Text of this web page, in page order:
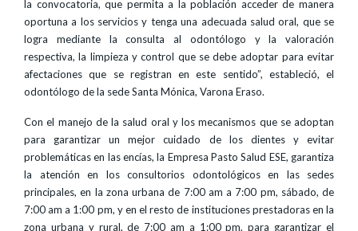
la convocatoria, que permita a la población acceder de manera
oportuna a los servicios y tenga una adecuada salud oral, que se
logra mediante la consulta al odontólogo y la valoración
respectiva, la limpieza y control que se debe adoptar para evitar
afectaciones que se registran en este sentido”, estableció, el
odontólogo de la sede Santa Mónica, Varona Eraso.
Con el manejo de la salud oral y los mecanismos que se adoptan
para garantizar un mejor cuidado de los dientes y evitar
problemáticas en las encías, la Empresa Pasto Salud ESE, garantiza
la atención en los consultorios odontológicos en las sedes
principales, en la zona urbana de 7:00 am a 7:00 pm, sábado, de
7:00 am a 1:00 pm, y en el resto de instituciones prestadoras en la
zona urbana y rural, de 7:00 am a 1:00 pm, para garantizar el